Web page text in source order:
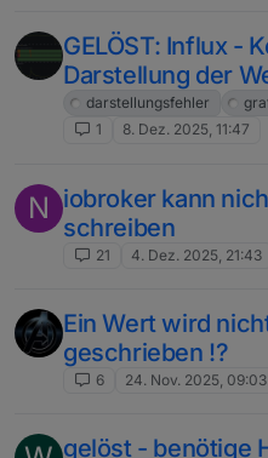
GELÖST: Influx -
Darstellung der
darstellungsfehler
1
8. Dez. 2025, 11:47
N iobroker kann
schreiben
21 4. Dez. 2025, 21:43
Ein Wert wird
geschrieben !?
6 24. Nov. 2025, 09:03
gelöst - benötige